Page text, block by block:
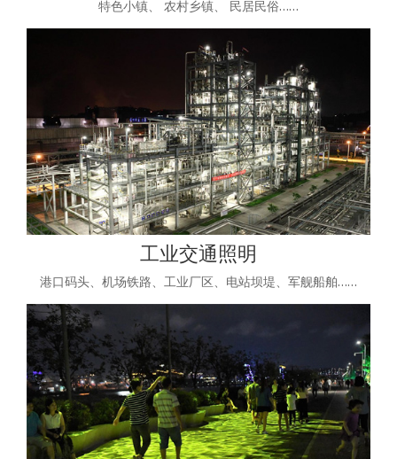
特色小镇、 农村乡镇、 民居民俗……
工业交通照明
港口码头、机场铁路、工业厂区、电站坝堤、军舰船舶……